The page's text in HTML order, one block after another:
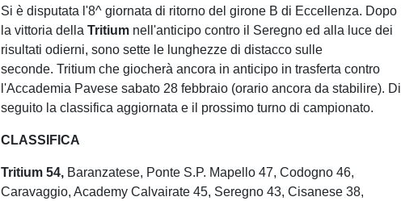
Si è disputata l'8^ giornata di ritorno del girone B di Eccellenza. Dopo
la vittoria della Tritium nell'anticipo contro il Seregno ed alla luce dei
risultati odierni, sono sette le lunghezze di distacco sulle
seconde. Tritium che giocherà ancora in anticipo in trasferta contro
l'Accademia Pavese sabato 28 febbraio (orario ancora da stabilire). Di
seguito la classifica aggiornata e il prossimo turno di campionato.
CLASSIFICA
Tritium 54, Baranzatese, Ponte S.P. Mapello 47, Codogno 46,
Caravaggio, Academy Calvairate 45, Seregno 43, Cisanese 38,